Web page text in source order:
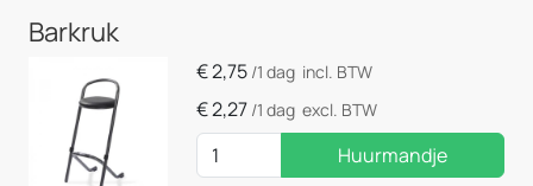
Barkruk
€2,75 /1 dag incl. BTW
€2,27 /1 dag excl. BTW
Huurmandje